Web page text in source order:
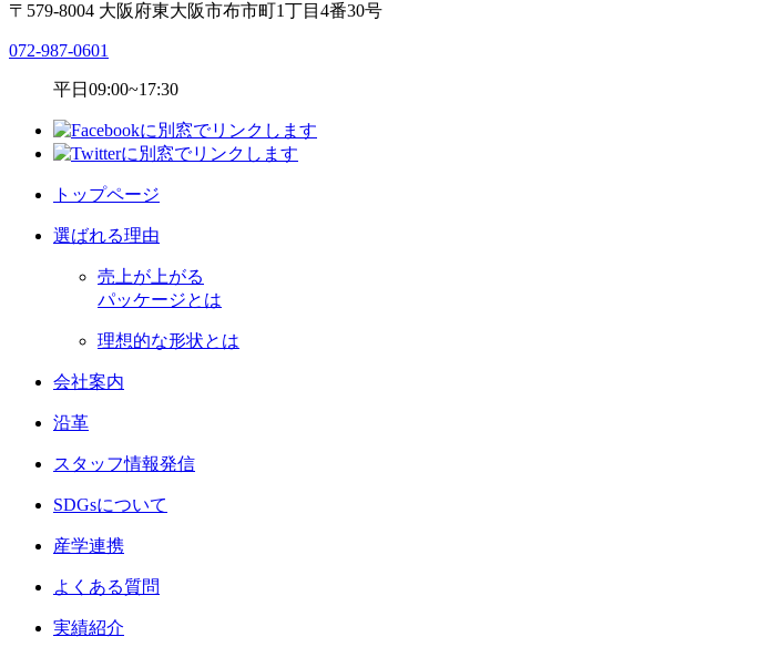
〒579-8004 大阪府東大阪市布市町1丁目4番30号
072-987-0601
平日09:00~17:30
トップページ
選ばれる理由
売上が上がる
パッケージとは
理想的な形状とは
会社案内
沿革
スタッフ情報発信
SDGsについて
産学連携
よくある質問
実績紹介